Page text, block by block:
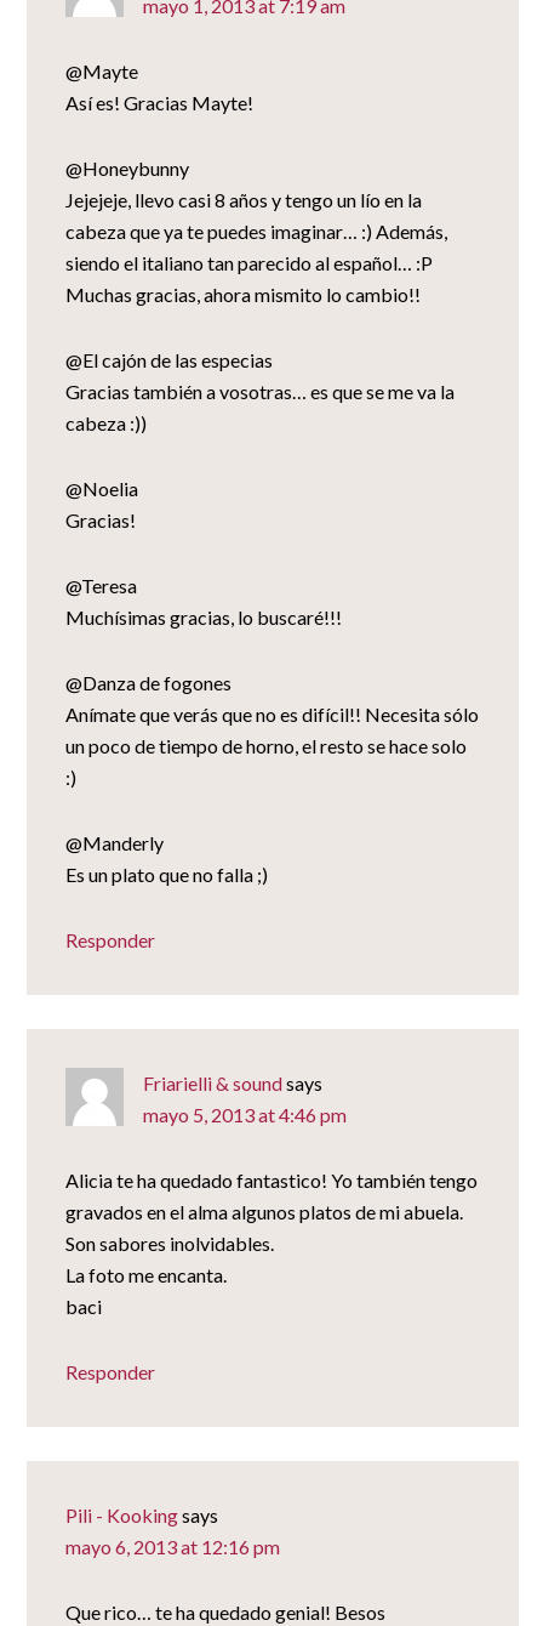
mayo 1, 2013 at 7:19 am
@Mayte
Así es! Gracias Mayte!
@Honeybunny
Jejejeje, llevo casi 8 años y tengo un lío en la
cabeza que ya te puedes imaginar… :) Además,
siendo el italiano tan parecido al español… :P
Muchas gracias, ahora mismito lo cambio!!
@El cajón de las especias
Gracias también a vosotras… es que se me va la
cabeza :))
@Noelia
Gracias!
@Teresa
Muchísimas gracias, lo buscaré!!!
@Danza de fogones
Anímate que verás que no es difícil!! Necesita sólo
un poco de tiempo de horno, el resto se hace solo
:)
@Manderly
Es un plato que no falla ;)
Responder
Friarielli & soundsays
mayo 5, 2013 at 4:46 pm
Alicia te ha quedado fantastico! Yo también tengo
gravados en el alma algunos platos de mi abuela.
Son sabores inolvidables.
La foto me encanta.
baci
Responder
Pili - Kookingsays
mayo 6, 2013 at 12:16 pm
Que rico… te ha quedado genial! Besos